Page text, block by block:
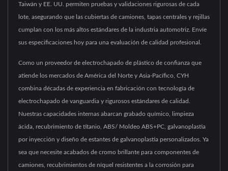
Taiwán y EE. UU. permiten pruebas y validaciones rigurosas de cada
lote, asegurando que las cubiertas de camiones, tapas centrales y rejillas
cumplan con los más altos estándares de la industria automotriz. Envíe
sus especificaciones hoy para una evaluación de calidad profesional.
Como un proveedor de electrochapado de plástico de confianza que
atiende los mercados de América del Norte y Asia-Pacífico, CYH
combina décadas de experiencia en fabricación con tecnología de
electrochapado de vanguardia y rigurosos estándares de calidad.
Nuestras capacidades internas abarcan grabado químico, limpieza
ácida, recubrimiento de titanio, ABS/ Moldeo ABS+PC, galvanoplastia
por inyección y diseño de estantes de galvanoplastia personalizados. Ya
sea que necesite acabados de cromo brillante para componentes de
camiones, recubrimientos de níquel resistentes a la corrosión para